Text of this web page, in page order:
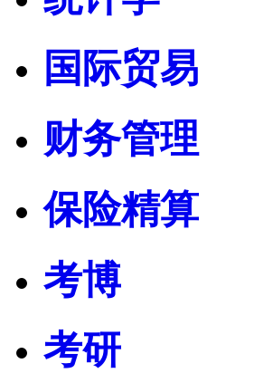
国际贸易
财务管理
保险精算
考博
考研